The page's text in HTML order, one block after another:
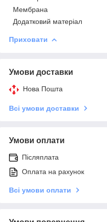
Мембрана
Додатковий матеріал
Приховати
Умови доставки
Нова Пошта
Всі умови доставки
Умови оплати
Післяплата
Оплата на рахунок
Всі умови оплати